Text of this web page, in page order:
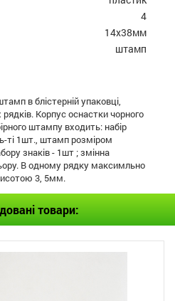
4
14х38мм
штамп
в блістерній упаковці,
Корпус оснастки чорного
штампу входить: набір
ті 1шт., штамп розміром
знаків - 1шт ; змінна
В одному рядку максимльно
3, 5мм.
товари: